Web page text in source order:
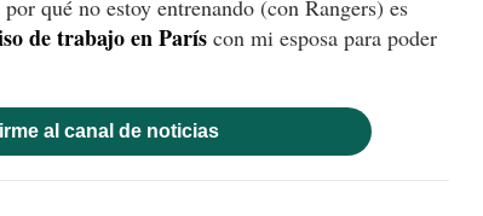
qué no estoy entrenando (con Rangers) es
de trabajo en París con mi esposa para poder
al canal de noticias